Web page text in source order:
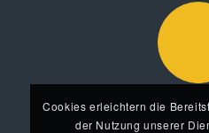
Cookies erleichtern die
der Nutzung unserer